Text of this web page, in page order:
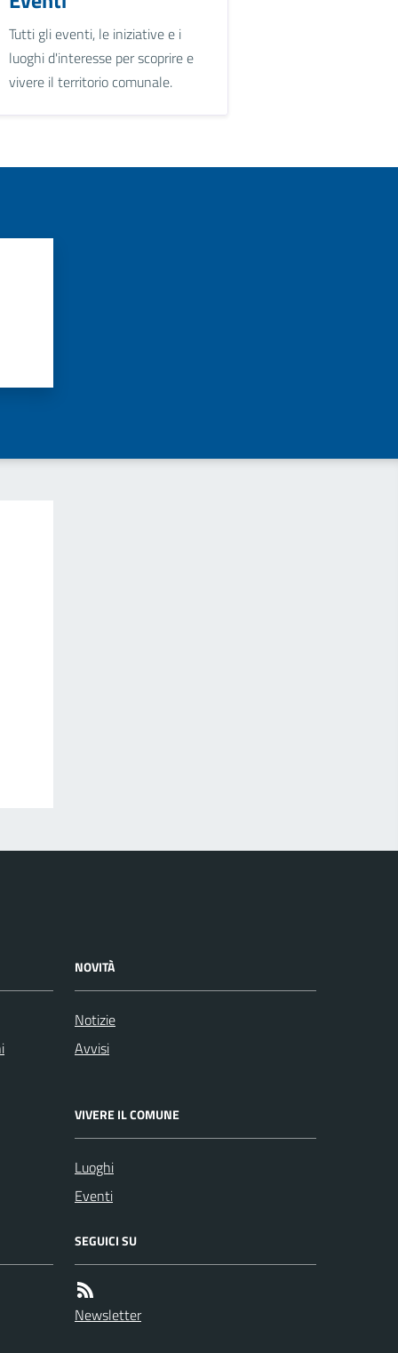
Tutti gli eventi, le iniziative e i
luoghi d'interesse per scoprire e
vivere il territorio comunale.
NOVITÀ
Notizie
Avvisi
VIVERE IL COMUNE
Luoghi
Eventi
SEGUICI SU
Newsletter